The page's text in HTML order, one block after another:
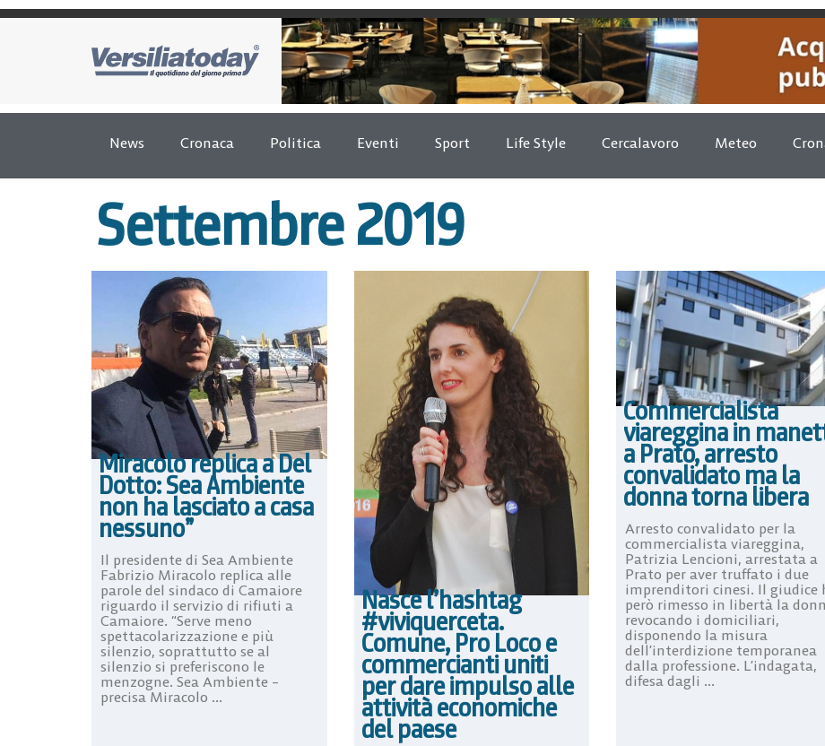
News Cronaca Politica Eventi Sport Life Style Cercalavoro Meteo
Settembre 2019
Miracolo replica a Del
Dotto: Sea Ambiente
non ha lasciato a casa
nessuno”
Il presidente di Sea Ambiente
Fabrizio Miracolo replica alle
parole del sindaco di Camaiore
riguardo il servizio di rifiuti a
Camaiore. “Serve meno
spettacolarizzazione e più
silenzio, soprattutto se al
silenzio si preferiscono le
menzogne. Sea Ambiente –
precisa Miracolo ...
Nasce l’hashtag
#viviquerceta.
Comune, Pro Loco e
commercianti uniti
per dare impulso alle
attività economiche
del paese
Commercialista
viareggina in
a Prato, arresto
convalidato ma la
donna torna libera
Arresto convalidato per la
commercialista viareggina,
Patrizia Lencioni, arrestata a
Prato per aver truffato i due
imprenditori cinesi. Il giudice
però rimesso in libertà la
revocando i domiciliari,
disponendo la misura
dell’interdizione temporanea
dalla professione. L’indagata,
difesa dagli ...